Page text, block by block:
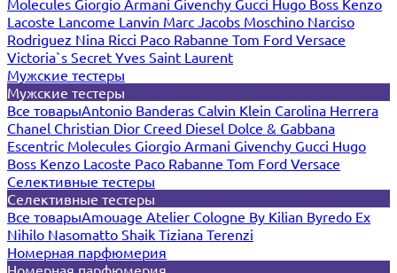
Molecules Giorgio Armani Givenchy Gucci Hugo Boss Kenzo
Lacoste Lancome Lanvin Marc Jacobs Moschino Narciso
Rodriguez Nina Ricci Paco Rabanne Tom Ford Versace
Victoria`s Secret Yves Saint Laurent
Мужские тестеры
Мужские тестеры
Все товарыAntonio Banderas Calvin Klein Carolina Herrera
Chanel Christian Dior Creed Diesel Dolce & Gabbana
Escentric Molecules Giorgio Armani Givenchy Gucci Hugo
Boss Kenzo Lacoste Paco Rabanne Tom Ford Versace
Селективные тестеры
Селективные тестеры
Все товарыAmouage Atelier Cologne By Kilian Byredo Ex
Nihilo Nasomatto Shaik Tiziana Terenzi
Номерная парфюмерия
Номерная парфюмерия